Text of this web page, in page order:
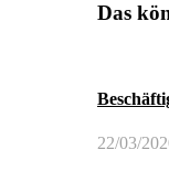
Das
22/03/